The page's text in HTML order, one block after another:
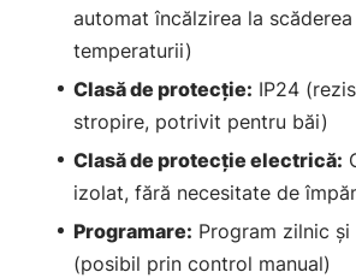
automat încălzirea la
temperaturii)
Clasă de protecție: IP24
stropire, potrivit pentru băi)
Clasă de protecție electrică:
izolat, fără necesitate de
Programare: Program zilnic și
(posibil prin control manual)